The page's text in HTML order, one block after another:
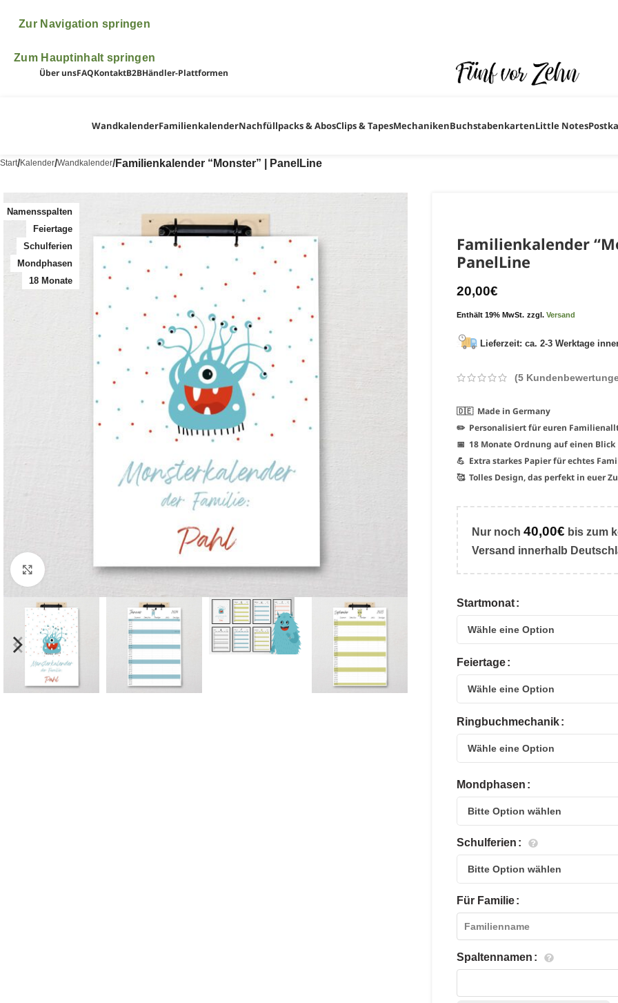
Zur Navigation springen
Zum Hauptinhalt springen
Über unsFAQKontaktB2BHändler-Plattformen
WandkalenderFamilienkalenderNachfüllpacks & AbosClips & TapesMechanikenBuchstabenkartenLittle Notes
Start/Kalender/Wandkalender/Familienkalender “Monster” | PanelLine
Namensspalten
Feiertage
Schulferien
Mondphasen
18 Monate
Komplette Ansicht
Familienkalender
PanelLine
20,00€
Enthält 19% MwSt. zzgl. Versand
Lieferzeit: ca. 2-3 Werktage
(5
🇩🇪 Made in Germany
✏️ Personalisiert für euren
📅 18 Monate Ordnung auf einen Blick
💪 Extra starkes Papier für echtes
🥰 Tolles Design, das perfekt in euer
Nur noch 40,00€ bis zum
Versand innerhalb
Startmonat
Feiertage
Ringbuchmechanik
Mondphasen
Schulferien
Für Familie
Spaltennamen